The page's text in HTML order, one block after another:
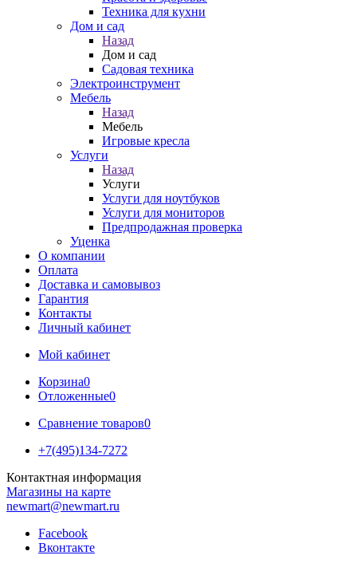
Техника для кухни
Дом и сад
Назад
Дом и сад
Садовая техника
Электроинструмент
Мебель
Назад
Мебель
Игровые кресла
Услуги
Назад
Услуги
Услуги для ноутбуков
Услуги для мониторов
Предпродажная проверка
Уценка
О компании
Оплата
Доставка и самовывоз
Гарантия
Контакты
Личный кабинет
Мой кабинет
Корзина0
Отложенные0
Сравнение товаров0
+7(495)134-7272
Контактная информация
Магазины на карте
newmart@newmart.ru
Facebook
Вконтакте